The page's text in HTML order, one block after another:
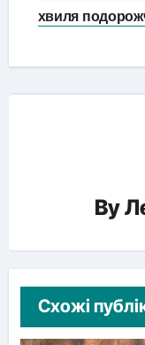
хвиля
By
Схожі